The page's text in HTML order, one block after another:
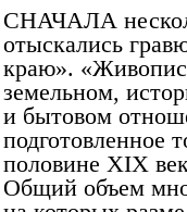
СНАЧАЛА
отыскались
краю».
земельном,
и бытовом
подготовленное
половине XIX
Общий объем